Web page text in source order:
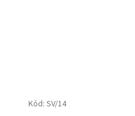
Kód: SV/14